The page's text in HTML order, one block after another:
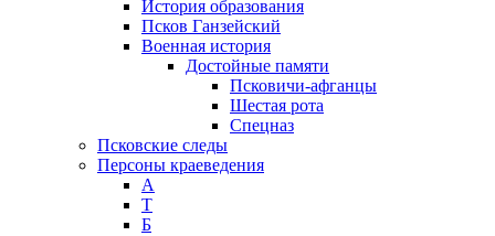
История образования
Псков Ганзейский
Военная история
Достойные памяти
Псковичи-афганцы
Шестая рота
Спецназ
Псковские следы
Персоны краеведения
А
T
Б